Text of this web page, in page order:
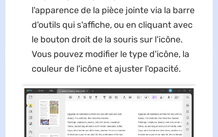
l'apparence de la pièce jointe via la barre
d'outils qui s'affiche, ou en cliquant avec
le bouton droit de la souris sur l'icône.
Vous pouvez modifier le type d'icône, la
couleur de l'icône et ajuster l'opacité.